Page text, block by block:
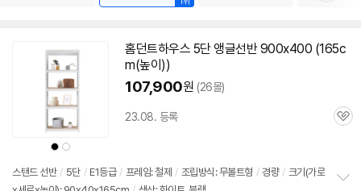
상
품
색
상
상
품
상
홈던트하우스 5단 앵글선반900x400 (165c
m(높이))
107,900원 (26몰)
23.08. 등록
관
스탠드 선반 / 5단 / E1등급 / 프레임: 철제 / 조립방식: 무볼트형 / 경량 / 크기(가로
세부정보 열기/접기